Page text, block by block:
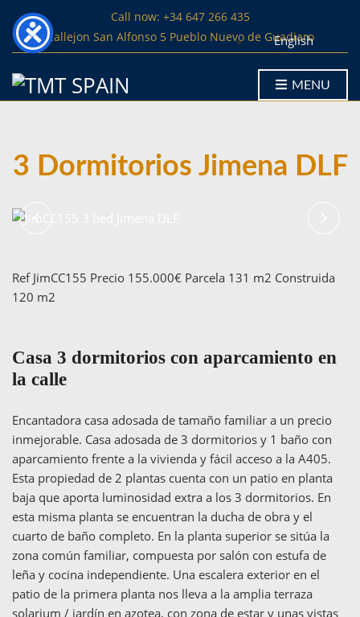
Call now: +34 647 266 435
Callejon San Alfonso 5 Pueblo Nuevo de Guadiaro
English
MENU
3 Dormitorios Jimena DLF
Ref JimCC155 Precio 155.000€ Parcela 131 m2 Construida
120 m2
Casa 3 dormitorios con aparcamiento en
la calle
Encantadora casa adosada de tamaño familiar a un precio
inmejorable. Casa adosada de 3 dormitorios y 1 baño con
aparcamiento frente a la vivienda y fácil acceso a la A405.
Esta propiedad de 2 plantas cuenta con un patio en planta
baja que aporta luminosidad extra a los 3 dormitorios. En
esta misma planta se encuentran la ducha de obra y el
cuarto de baño completo. En la planta superior se sitúa la
zona común familiar, compuesta por salón con estufa de
leña y cocina independiente. Una escalera exterior en el
patio de la primera planta nos lleva a la amplia terraza
solarium / jardín en azotea, con zona de estar y unas vistas